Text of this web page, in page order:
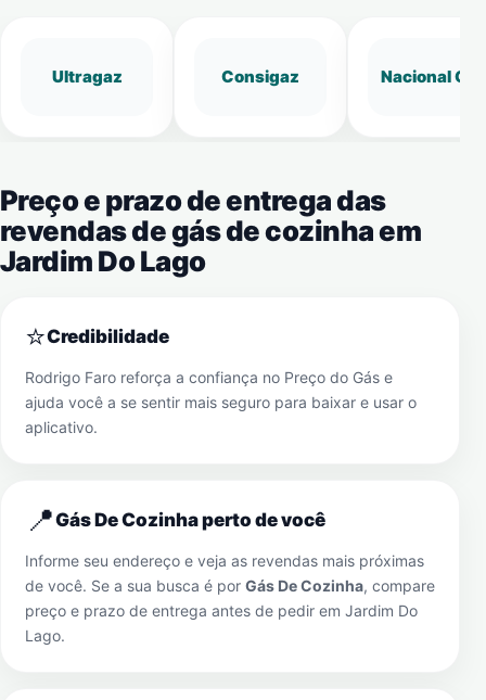
Ultragaz Consigaz Nacional Gás
Preço e prazo de entrega das
revendas de gás de cozinha em
Jardim Do Lago
⭐Credibilidade
Rodrigo Faro reforça a confiança no Preço do Gás e
ajuda você a se sentir mais seguro para baixar e usar o
aplicativo.
📍Gás De Cozinha perto de você
Informe seu endereço e veja as revendas mais próximas
de você. Se a sua busca é por Gás De Cozinha, compare
preço e prazo de entrega antes de pedir em Jardim Do
Lago.